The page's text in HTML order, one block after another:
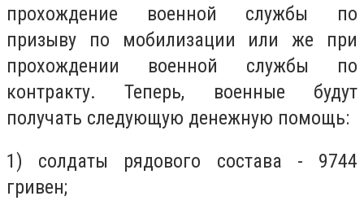
прохождение военной службы по
призыву по мобилизации или же при
прохождении военной службы по
контракту. Теперь, военные будут
получать следующую денежную помощь:
1) солдаты рядового состава - 9744
гривен;